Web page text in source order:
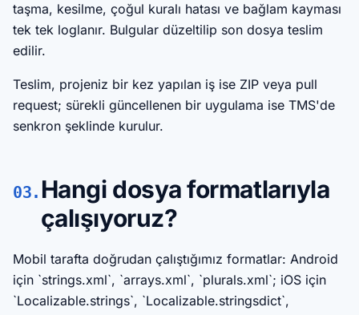
taşma, kesilme, çoğul kuralı hatası ve bağlam kayması
tek tek loglanır. Bulgular düzeltilip son dosya teslim
edilir.
Teslim, projeniz bir kez yapılan iş ise ZIP veya pull
request; sürekli güncellenen bir uygulama ise TMS'de
senkron şeklinde kurulur.
03. Hangi dosya formatlarıyla
çalışıyoruz?
Mobil tarafta doğrudan çalıştığımız formatlar: Android
için `strings.xml`, `arrays.xml`, `plurals.xml`; iOS için
`Localizable.strings`, `Localizable.stringsdict`,